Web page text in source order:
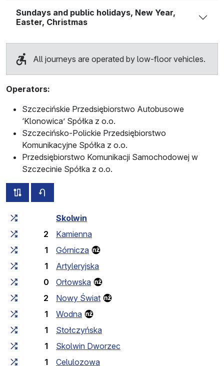
Sundays and public holidays, New Year,
Easter, Christmas
All journeys are operated by low-floor vehicles.
Operators:
Szczecińskie Przedsiębiorstwo Autobusowe
‘Klonowica’ Spółka z o.o.
Szczecińsko-Polickie Przedsiębiorstwo
Komunikacyjne Spółka z o.o.
Przedsiębiorstwo Komunikacji Samochodowej w
Szczecinie Spółka z o.o.
all routes of this line
Cumulative travel time
Skolwin
2
Kamienna
1
Górnicza
1
Artyleryjska
0
Orłowska
2
Nowy Świat
1
Wodna
1
Stołczyńska
1
Skolwin Dworzec
1
Celulozowa